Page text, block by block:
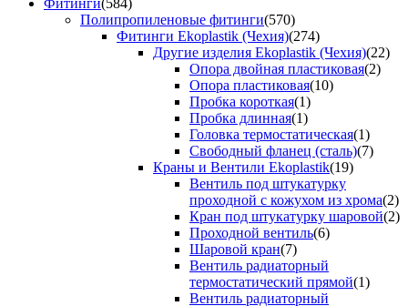
Фитинги(584)
Полипропиленовые фитинги(570)
Фитинги Ekoplastik (Чехия)(274)
Другие изделия Ekoplastik (Чехия)(22)
Опора двойная пластиковая(2)
Опора пластиковая(10)
Пробка короткая(1)
Пробка длинная(1)
Головка термостатическая(1)
Свободный фланец (сталь)(7)
Краны и Вентили Ekoplastik(19)
Вентиль под штукатурку
проходной с кожухом из хрома(2)
Кран под штукатурку шаровой(2)
Проходной вентиль(6)
Шаровой кран(7)
Вентиль радиаторный
термостатический прямой(1)
Вентиль радиаторный